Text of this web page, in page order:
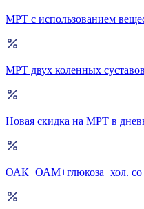
МРТ с использованием
МРТ двух коленных
Новая скидка на МРТ в
ОАК+ОАМ+глюкоза+хол. со